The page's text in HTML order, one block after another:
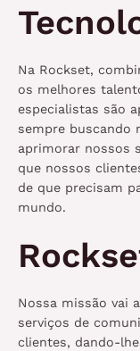
Na Rockset,
os melhores
especialistas são
sempre buscando
aprimorar nossos
que nossos
de que precisam
mundo.
Nossa missão vai
serviços de
clientes, dando-